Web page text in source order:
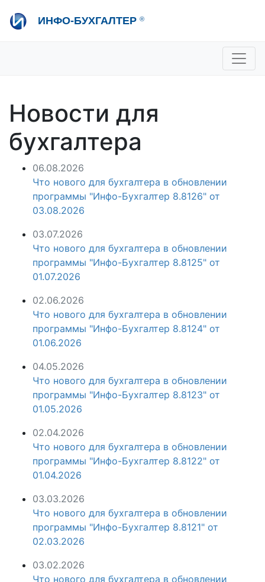
ИНФО-БУХГАЛТЕР ®
Отдел продаж
Консультации
Новости для
бухгалтера
06.08.2026
Что нового для бухгалтера в обновлении
программы "Инфо-Бухгалтер 8.8126" от
03.08.2026
03.07.2026
Что нового для бухгалтера в обновлении
программы "Инфо-Бухгалтер 8.8125" от
01.07.2026
02.06.2026
Что нового для бухгалтера в обновлении
программы "Инфо-Бухгалтер 8.8124" от
01.06.2026
04.05.2026
Что нового для бухгалтера в обновлении
программы "Инфо-Бухгалтер 8.8123" от
01.05.2026
02.04.2026
Что нового для бухгалтера в обновлении
программы "Инфо-Бухгалтер 8.8122" от
01.04.2026
03.03.2026
Что нового для бухгалтера в обновлении
программы "Инфо-Бухгалтер 8.8121" от
02.03.2026
03.02.2026
Что нового для бухгалтера в обновлении